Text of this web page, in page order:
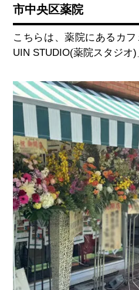
市中央区薬院
こちらは、薬院にあるカフ
UIN STUDIO(薬院スタジオ)